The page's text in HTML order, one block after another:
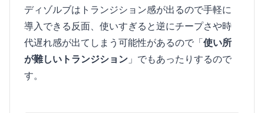
ディゾルブはトランジション感が出るので手軽に
導入できる反面、使いすぎると逆にチープさや時
代遅れ感が出てしまう可能性があるので「使い所
が難しいトランジション 」でもあったりするので
す。